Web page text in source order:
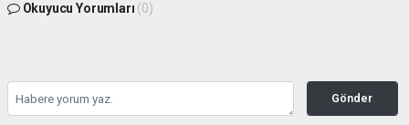
Okuyucu Yorumları (0)
Gönder